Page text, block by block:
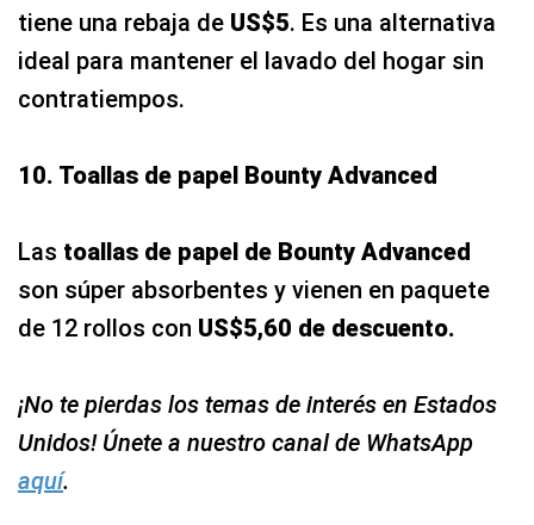
tiene una rebaja de US$5. Es una alternativa
ideal para mantener el lavado del hogar sin
contratiempos.
10. Toallas de papel Bounty Advanced
Las toallas de papel de Bounty Advanced
son súper absorbentes y vienen en paquete
de 12 rollos con US$5,60 de descuento.
¡No te pierdas los temas de interés en Estados
Unidos! Únete a nuestro canal de WhatsApp
aquí.